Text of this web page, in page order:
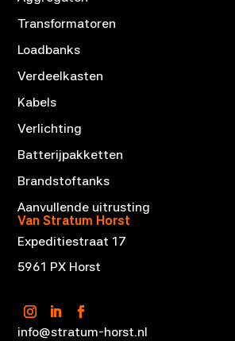
Transformatoren
Loadbanks
Verdeelkasten
Kabels
Verlichting
Batterijpakketten
Brandstoftanks
Aanvullende uitrusting
Van Stratum Horst
Expeditiestraat 17
5961 PX Horst
info@stratum-horst.nl